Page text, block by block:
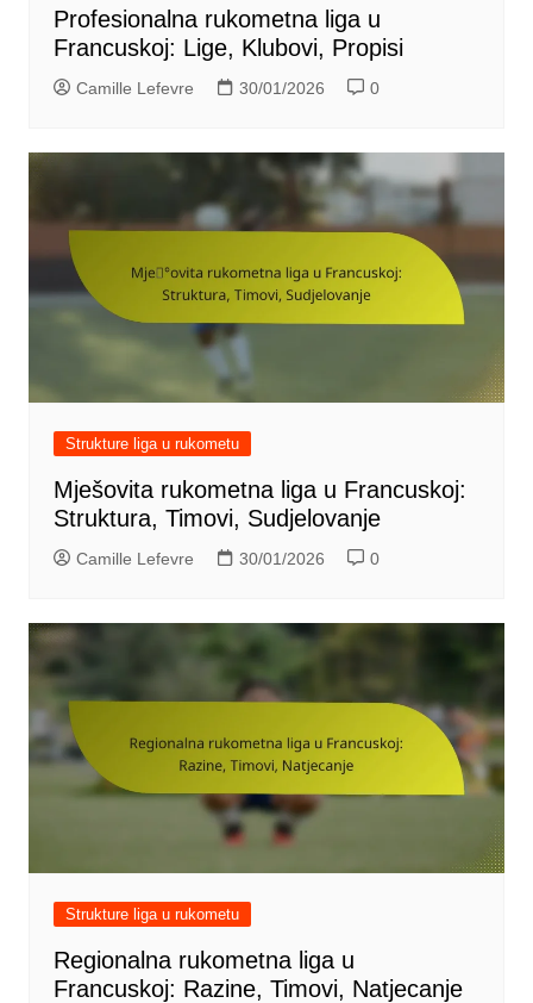
Profesionalna rukometna liga u
Francuskoj: Lige, Klubovi, Propisi
Camille Lefevre 30/01/2026 0
Strukture liga u rukometu
Mješovita rukometna liga u Francuskoj:
Struktura, Timovi, Sudjelovanje
Camille Lefevre 30/01/2026 0
Strukture liga u rukometu
Regionalna rukometna liga u
Francuskoj: Razine, Timovi, Natjecanje